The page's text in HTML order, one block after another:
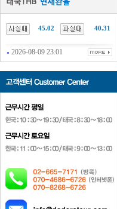
45.02 40.31
2026-08-09 23:01